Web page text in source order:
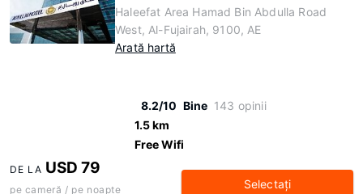
Haleefat Area Hamad Bin Abdulla Road
West, Al-Fujairah, 9100, AE
Arată hartă
8.2/10 Bine 143 opinii
1.5 km
Free Wifi
DE LA USD 79
pe cameră / pe noapte Selectaţi